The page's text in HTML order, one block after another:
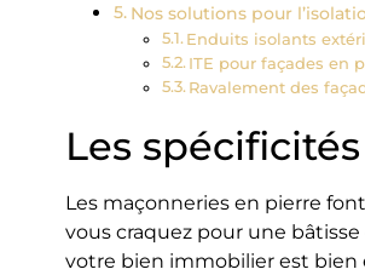
Nos solutions pour
Enduits isolants
ITE pour façades en
Ravalement des
Les
Les maçonneries en pierre
vous craquez pour une
votre bien immobilier est